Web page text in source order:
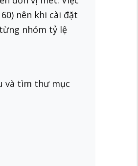
nên khi cài đặt
nhóm tỷ lệ
và tìm thư mục